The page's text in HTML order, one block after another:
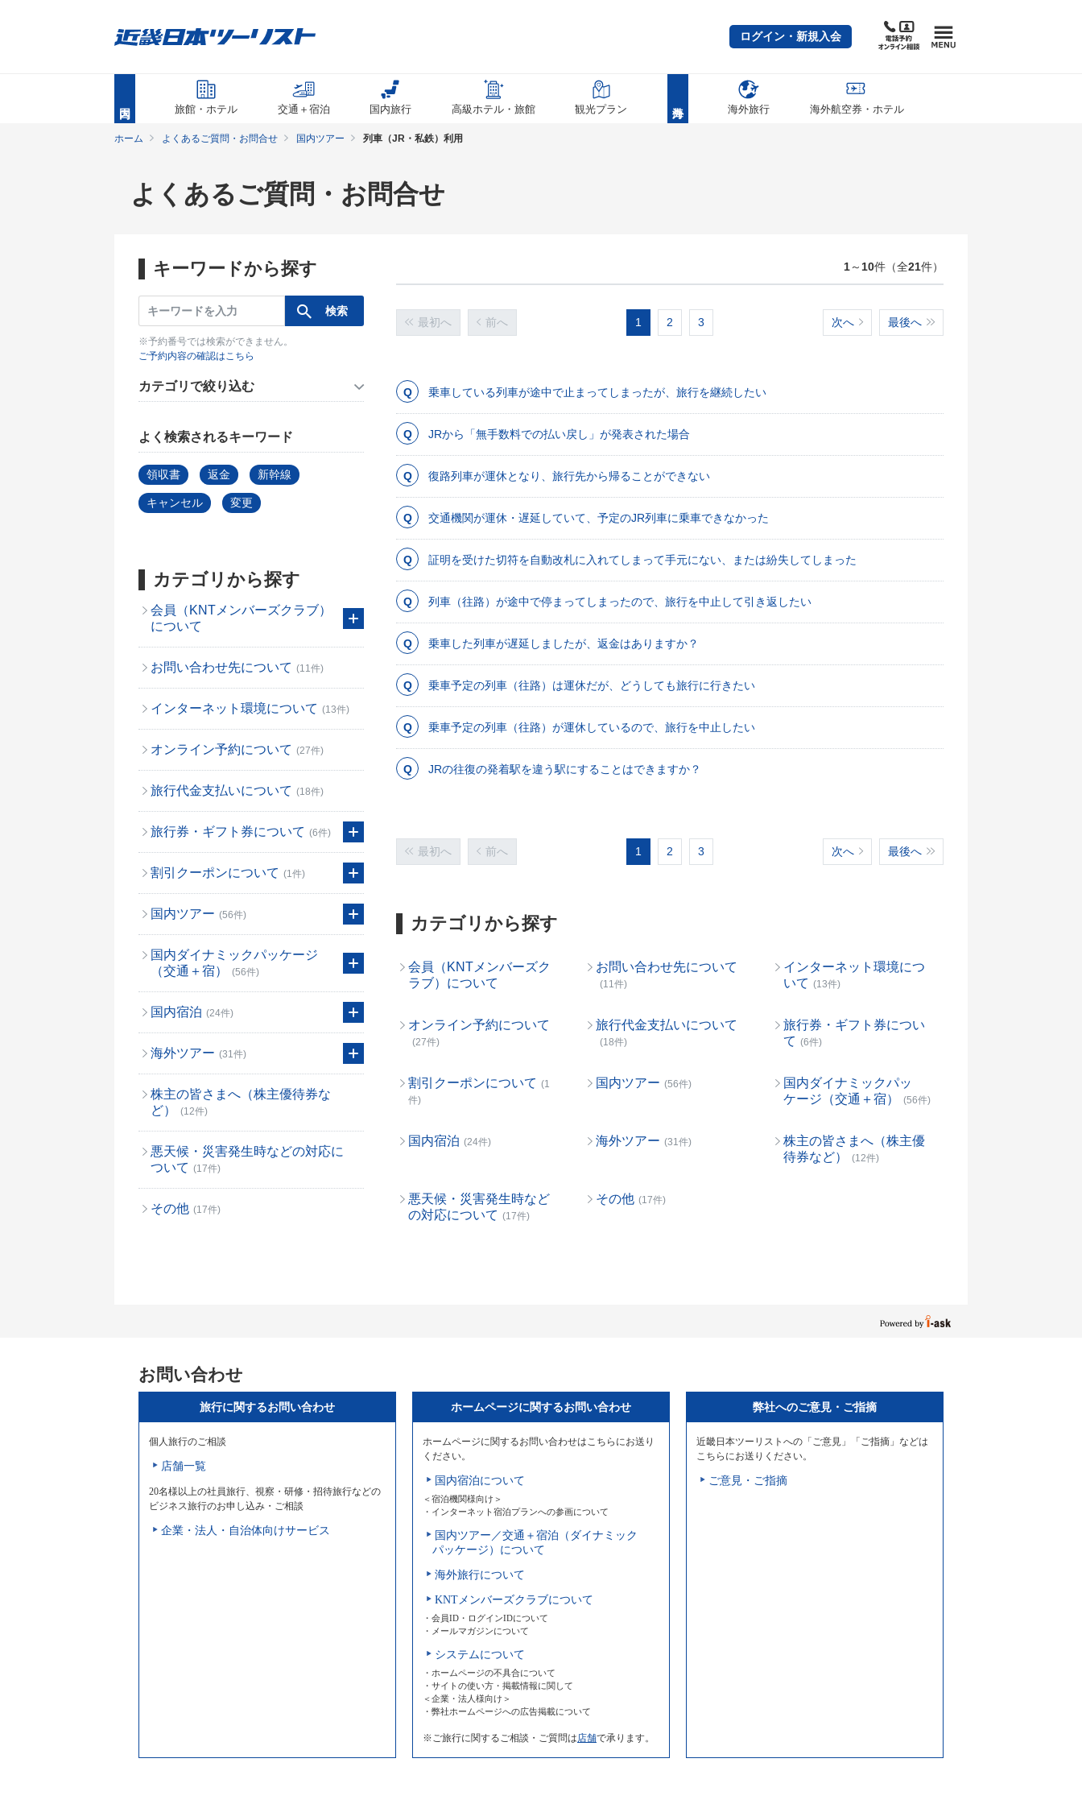
ログイン・新規入会
旅館・ホテル 交通＋宿泊 国内旅行 高級ホテル・旅館 観光プラン 海外旅行 海外航空券・ホテル
ホーム よくあるご質問・お問合せ 国内ツアー 列車（JR・私鉄）利用
よくあるご質問・お問合せ
キーワードから探す
※予約番号では検索ができません。
ご予約内容の確認はこちら
カテゴリで絞り込む
よく検索されるキーワード
領収書 返金 新幹線
キャンセル 変更
カテゴリから探す
会員（KNTメンバーズクラブ）
について
お問い合わせ先について (11件)
インターネット環境について (13件)
オンライン予約について (27件)
旅行代金支払いについて (18件)
旅行券・ギフト券について (6件)
割引クーポンについて (1件)
国内ツアー (56件)
国内ダイナミックパッケージ
（交通＋宿）
(56件)
国内宿泊 (24件)
海外ツアー (31件)
株主の皆さまへ（株主優待券な
ど）
(12件)
悪天候・災害発生時などの対応に
ついて (17件)
その他 (17件)
1～ 10件（全21件）
最初へ 前へ 1 2 3 次へ 最後へ
乗車している列車が途中で止まってしまったが、旅行を継続したい
JRから「無手数料での払い戻し」が発表された場合
復路列車が運休となり、旅行先から帰ることができない
交通機関が運休・遅延していて、予定のJR列車に乗車できなかった
証明を受けた切符を自動改札に入れてしまって手元にない、または紛失してしまった
列車（往路）が途中で停まってしまったので、旅行を中止して引き返したい
乗車した列車が遅延しましたが、返金はありますか？
乗車予定の列車（往路）は運休だが、どうしても旅行に行きたい
乗車予定の列車（往路）が運休しているので、旅行を中止したい
JRの往復の発着駅を違う駅にすることはできますか？
最初へ 前へ 1 2 3 次へ 最後へ
カテゴリから探す
会員（KNTメンバーズク
ラブ）について
お問い合わせ先について
(11件)
インターネット環境につ
いて (13件)
オンライン予約について
(27件)
旅行代金支払いについて
(18件)
旅行券・ギフト券につい
て (6件)
割引クーポンについて (1
件)
国内ツアー (56件)
国内ダイナミックパッ
ケージ（交通＋宿）
(56件)
国内宿泊 (24件) 海外ツアー (31件)
株主の皆さまへ（株主優
待券など）
(12件)
悪天候・災害発生時など
の対応について (17件)
その他 (17件)
お問い合わせ
旅行に関するお問い合わせ
個人旅行のご相談
店舗一覧
20名様以上の社員旅行、視察・研修・招待旅行などの
ビジネス旅行のお申し込み・ご相談
企業・法人・自治体向けサービス
ホームページに関するお問い合わせ
ホームページに関するお問い合わせはこちらにお送り
ください。
国内宿泊について
＜宿泊機関様向け＞
・インターネット宿泊プランへの参画について
国内ツアー／交通＋宿泊（ダイナミック
パッケージ）について
海外旅行について
KNTメンバーズクラブについて
・会員ID・ログインIDについて
・メールマガジンについて
システムについて
・ホームページの不具合について
・サイトの使い方・掲載情報に関して
＜企業・法人様向け＞
・弊社ホームページへの広告掲載について
※ご旅行に関するご相談・ご質問は店舗で承ります。
弊社へのご意見・ご指摘
近畿日本ツーリストへの「ご意見」「ご指摘」などは
こちらにお送りください。
ご意見・ご指摘